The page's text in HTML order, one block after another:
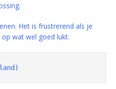
Het is frustrerend als je
wat wel goed lukt.